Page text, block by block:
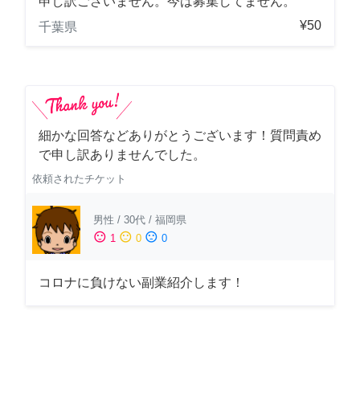
千葉県
¥50
細かな回答などありがとうございます！質問責め
で申し訳ありませんでした。
依頼されたチケット
男性 / 30代 / 福岡県
sentiment_satisfied 1 sentiment_neutral 0 sentiment_dissatisfied 0
コロナに負けない副業紹介します！